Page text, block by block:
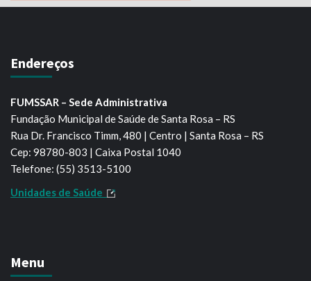
Endereços
FUMSSAR – Sede Administrativa
Fundação Municipal de Saúde de Santa Rosa – RS
Rua Dr. Francisco Timm, 480 | Centro | Santa Rosa – RS
Cep: 98780-803 | Caixa Postal 1040
Telefone: (55) 3513-5100
Unidades de Saúde
Menu